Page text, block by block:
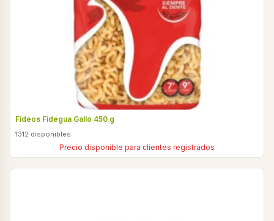
Fideos Fidegua Gallo 450 g
1312 disponibles
Precio disponible para clientes registrados